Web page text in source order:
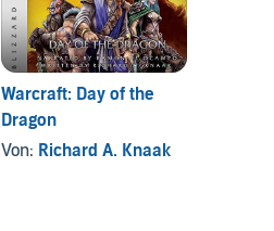
Warcraft: Day of the
Dragon
Von: Richard A. Knaak